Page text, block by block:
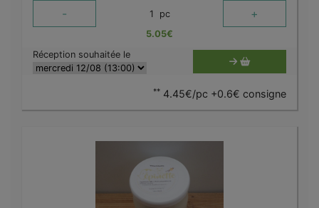
- 1 pc +
5.05€
Réception souhaitée le
** 4.45€/pc +0.6€ consigne